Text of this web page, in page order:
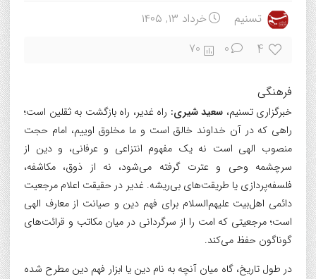
تسنیم خرداد ۱۳, ۱۴۰۵
4
0
70
فرهنگی
خبرگزاری تسنیم، سعید شیری: راه غدیر، راه بازگشت به ثقلین است؛
راهی که در آن خداوند خالق است و ما مخلوق اوییم، امام حجت
منصوب الهی است نه یک مفهوم انتزاعی و عرفانی، و دین از
سرچشمه وحی و عترت گرفته می‌شود، نه از ذوق، مکاشفه،
فلسفه‌پردازی یا طریقت‌های بی‌ریشه. غدیر در حقیقت اعلام مرجعیت
دائمی اهل‌بیت علیهم‌السلام برای فهم دین و صیانت از معارف الهی
است؛ مرجعیتی که امت را از سرگردانی در میان مکاتب و قرائت‌های
گوناگون حفظ می‌کند.
در طول تاریخ، گاه میان آنچه به نام دین یا ابزار فهم دین مطرح شده